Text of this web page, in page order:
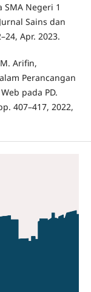
SMA Negeri 1
Sains dan
Apr. 2023.
Arifin,
Perancangan
pada PD.
407–417, 2022,